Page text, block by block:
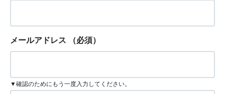
メールアドレス （必須）
▼確認のためにもう一度入力してください。